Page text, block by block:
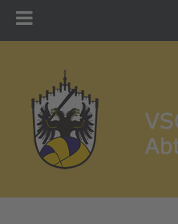
Training
Turniere